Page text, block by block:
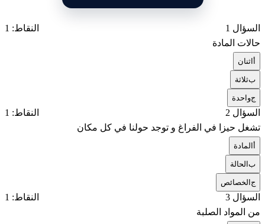
السؤال 1
النقاط: 1
حالات المادة
اثنان
بثلاثة
جواحدة
السؤال 2
النقاط: 1
تشغل حيزا في الفراغ و توجد حولنا في كل مكان
المادة
بالحالة
جالخصائص
السؤال 3
النقاط: 1
من المواد الصلبة